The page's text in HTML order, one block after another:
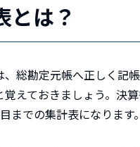
とは？
総勘定元帳へ正しく記
覚えておきましょう。決
までの集計表になります。